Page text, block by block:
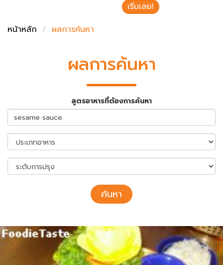
เริ่มเลย!
หน้าหลัก
ผลการค้นหา
ผลการค้นหา
สูตรอาหารที่ต้องการค้นหา
ค้นหา